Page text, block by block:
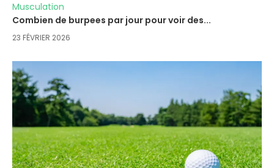
Musculation
Combien de burpees par jour pour voir des...
23 FÉVRIER 2026